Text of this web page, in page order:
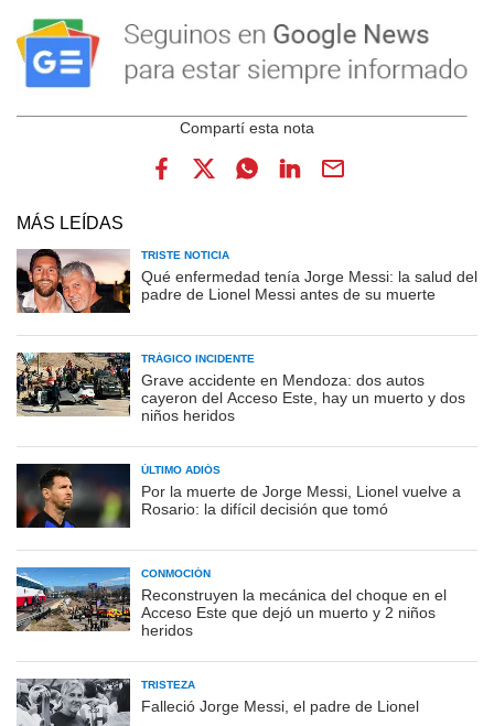
MÁS LEÍDAS
TRISTE NOTICIA
Qué enfermedad tenía Jorge Messi: la salud del
padre de Lionel Messi antes de su muerte
TRÁGICO INCIDENTE
Grave accidente en Mendoza: dos autos
cayeron del Acceso Este, hay un muerto y dos
niños heridos
ÚLTIMO ADIÓS
Por la muerte de Jorge Messi, Lionel vuelve a
Rosario: la difícil decisión que tomó
CONMOCIÓN
Reconstruyen la mecánica del choque en el
Acceso Este que dejó un muerto y 2 niños
heridos
TRISTEZA
Falleció Jorge Messi, el padre de Lionel